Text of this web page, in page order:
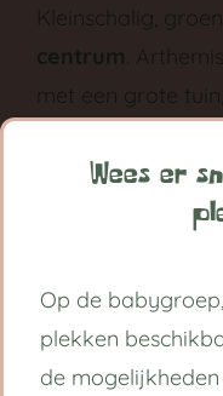
Kleinschalig,
centrum.
met een grote
ontwikkeling
grootst in
Wees er
Op de
plekken
de